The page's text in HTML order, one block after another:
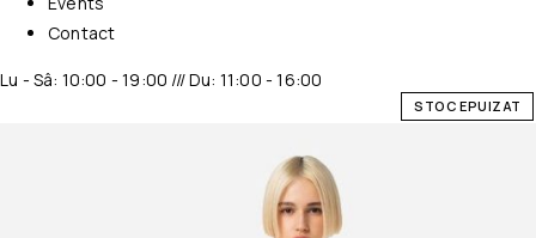
Contact
Lu - Sâ: 10:00 - 19:00 /// Du: 11:00 - 16:00
STOC EPUIZAT